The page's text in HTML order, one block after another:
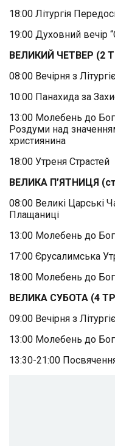
18:00 Літургія
19:00 Духовний вечір
ВЕЛИКИЙ ЧЕТВЕР (2
08:00 Вечірня з
10:00 Панахида за
13:00 Молебень до
Роздуми над
християнина
18:00 Утреня Страстей
ВЕЛИКА П’ЯТНИЦЯ
08:00 Великі Царські
Плащаниці
13:00 Молебень до
17:00 Єрусалимська
18:00 Молебень до
ВЕЛИКА СУБОТА (4
09:00 Вечірня з
13:00 Молебень до
13:30-21:00